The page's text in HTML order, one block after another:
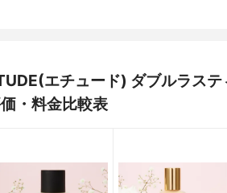
エチュード) ダブルラス
・料金比較表